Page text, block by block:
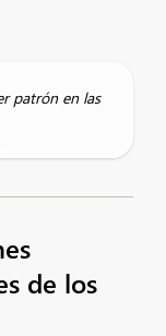
patrón en las
de los